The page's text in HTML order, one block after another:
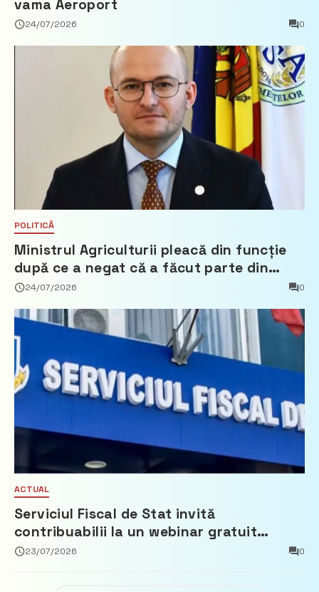
vama Aeroport
24/07/2026 0
POLITICĂ
Ministrul Agriculturii pleacă din funcție
după ce a negat că a făcut parte din
Partidul Democrat
24/07/2026 0
ACTUAL
Serviciul Fiscal de Stat invită
contribuabilii la un webinar gratuit
privind calculul impozitului pe bunurile
23/07/2026 0